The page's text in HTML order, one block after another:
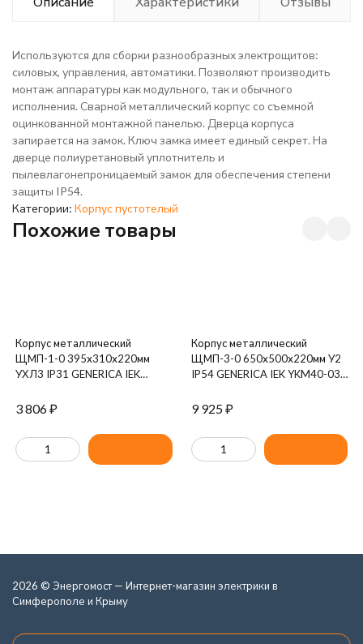
Используются для сборки разнообразных электрощитов:
силовых, управления, автоматики. Позволяют производить
монтаж аппаратуры как модульного, так и обычного
исполнения. Сварной металлический корпус со съемной
оцинкованной монтажной панелью. Дверца корпуса
запирается на замок. Ключ замка имеет единый секрет. На
дверце полиуретановый уплотнитель и
пылевлагонепроницаемый замок для обеспечения степени
защиты IP54.
Категории: Корпус пустотелый
Похожие товары
Корпус металлический
ЩМП-1-0 395х310х220мм
УХЛ3 IP31 GENERICA IEK
3 806₽
Корпус металлический
ЩМП-3-0 650х500х220мм У2
IP54 GENERICA IEK YKM40-03-
9 925₽
2026 © Энергомост — Интернет-магазин электрики в
Симферополе и Крыму